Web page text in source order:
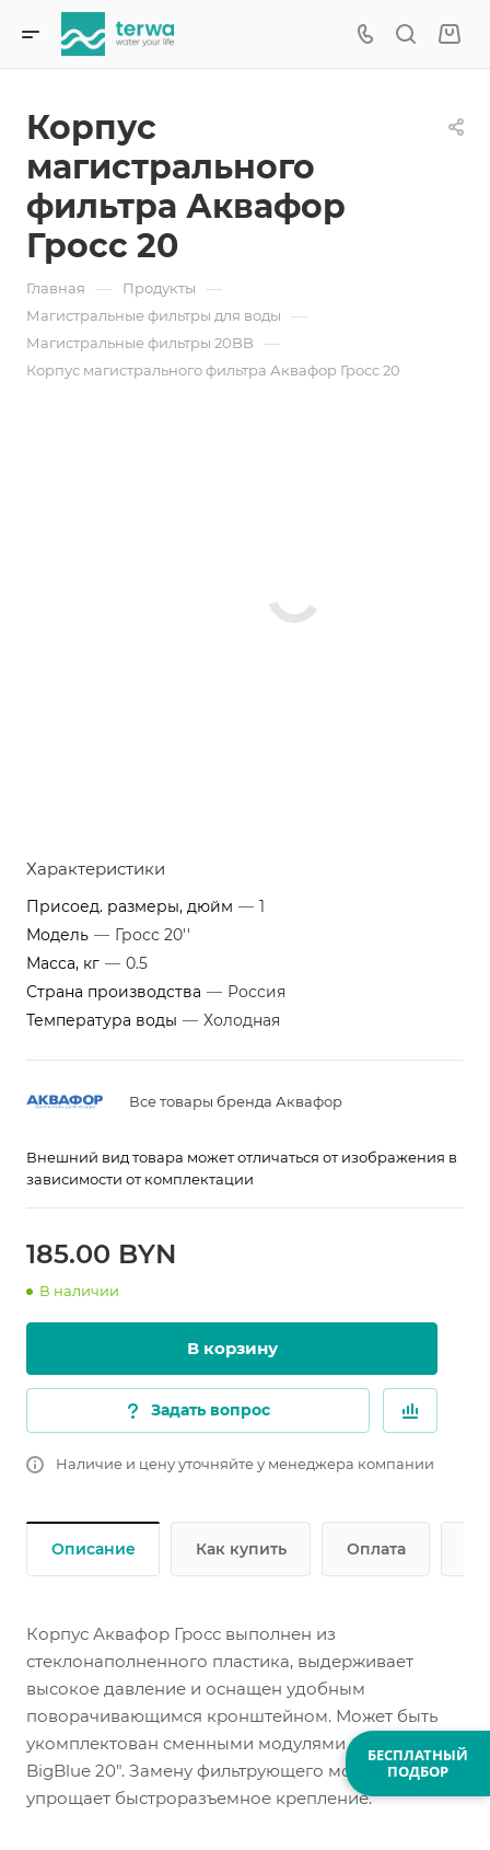
Корпус
магистрального
фильтра Аквафор
Гросс 20
Главная — Продукты —
Магистральные фильтры для воды —
Магистральные фильтры 20BB —
Корпус магистрального фильтра Аквафор Гросс 20
Характеристики
Присоед. размеры, дюйм — 1
Модель — Гросс 20''
Масса, кг — 0.5
Страна производства — Россия
Температура воды — Холодная
Все товары бренда Аквафор
Внешний вид товара может отличаться от изображения в
зависимости от комплектации
185.00 BYN
В наличии
В корзину
Задать вопрос
Наличие и цену уточняйте у менеджера компании
Описание Как купить Оплата
Корпус Аквафор Гросс выполнен из
стеклонаполненного пластика, выдерживает
высокое давление и оснащен удобным
поворачивающимся кронштейном. Может быть
укомплектован сменными модулями стандарта
BigBlue 20". Замену фильтрующего модуля сильно
упрощает быстроразъемное крепление.
БЕСПЛАТНЫЙ
ПОДБОР